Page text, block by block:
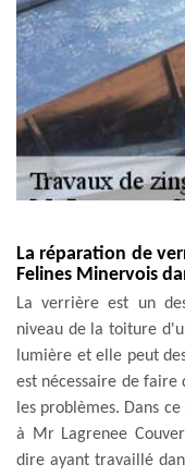
La réparation de
Felines Minervois
La verrière est un
niveau de la toiture
lumière et elle peut
est nécessaire de
les problèmes. Dans
à Mr Lagrenee
dire ayant travaillé